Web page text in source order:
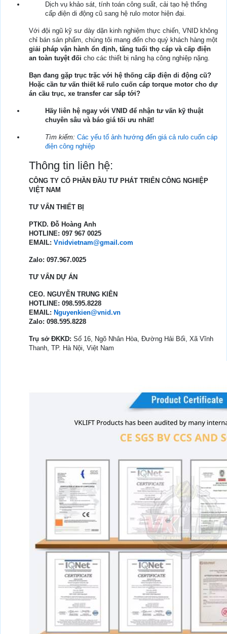
Dịch vụ khảo sát, tính toán công suất, cải tạo hệ thống
cấp điện di động cũ sang hệ rulo motor hiện đại.
Với đội ngũ kỹ sư dày dặn kinh nghiệm thực chiến, VNID không
chỉ bán sản phẩm, chúng tôi mang đến cho quý khách hàng một
giải pháp vận hành ổn định, tăng tuổi thọ cáp và cấp điện
an toàn tuyệt đối cho các thiết bị nâng hạ công nghiệp nặng.
Bạn đang gặp trục trặc với hệ thống cấp điện di động cũ?
Hoặc cần tư vấn thiết kế rulo cuốn cáp torque motor cho dự
án cầu trục, xe transfer car sắp tới?
Hãy liên hệ ngay với VNID để nhận tư vấn kỹ thuật
chuyên sâu và báo giá tối ưu nhất!
Tìm kiếm: Các yếu tố ảnh hướng đến giá cả rulo cuốn cáp
điện công nghiệp
Thông tin liên hệ:
CÔNG TY CỔ PHẦN ĐẦU TƯ PHÁT TRIỂN CÔNG NGHIỆP
VIỆT NAM
TƯ VẤN THIẾT BỊ
PTKD. Đỗ Hoàng Anh
HOTLINE: 097 967 0025
EMAIL: Vnidvietnam@gmail.com
Zalo: 097.967.0025
TƯ VẤN DỰ ÁN
CEO. NGUYỄN TRUNG KIÊN
HOTLINE: 098.595.8228
EMAIL: Nguyenkien@vnid.vn
Zalo: 098.595.8228
Trụ sở ĐKKD: Số 16, Ngõ Nhân Hòa, Đường Hải Bối, Xã Vĩnh
Thanh, TP. Hà Nội, Việt Nam